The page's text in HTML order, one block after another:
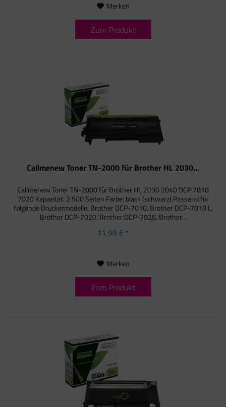
Merken
Zum Produkt
Callmenew Toner TN-2000 für Brother HL 2030...
Callmenew Toner TN-2000 für Brother HL 2030 2040 DCP 7010
7020 Kapazität: 2.500 Seiten Farbe: black (schwarz) Passend für
folgende Druckermodelle: Brother DCP-7010, Brother DCP-7010 L,
Brother DCP-7020, Brother DCP-7025, Brother...
11,99 € *
Merken
Zum Produkt